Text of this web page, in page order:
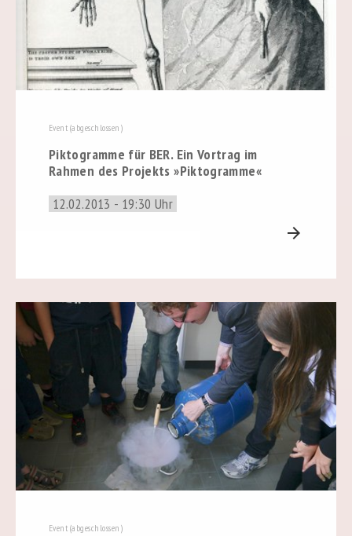
Event (abgeschlossen)
Piktogramme für BER. Ein Vortrag im
Rahmen des Projekts »Piktogramme«
12.02.2013 - 19:30 Uhr
arrow_forward
Event (abgeschlossen)